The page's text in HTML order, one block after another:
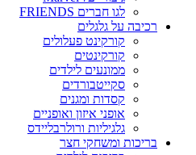
לגו חברים FRIENDS
רכיבה על גלגלים
קורקינט פעלולים
קורקינטים
ממונעים לילדים
סקייטבורדים
קסדות ומגנים
אופני איזון ואופניים
גלגיליות ורולרבליידס
בריכות ומשחקי חצר